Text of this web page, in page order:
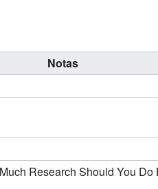
Notas
Research Should You Do